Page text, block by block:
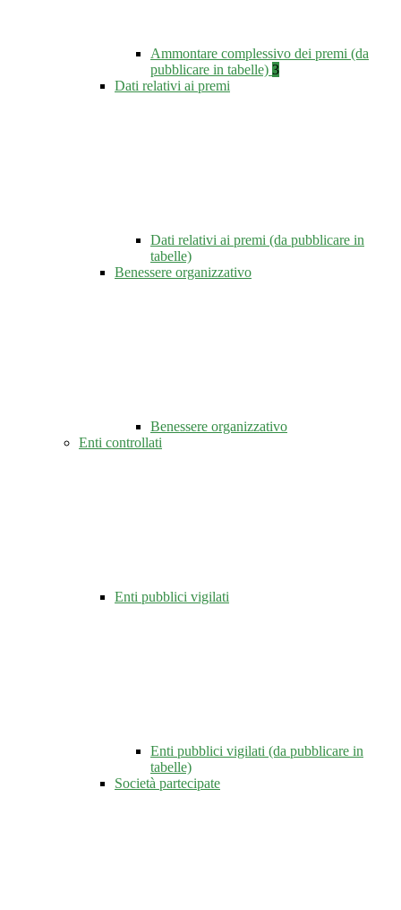
Ammontare complessivo dei premi (da
pubblicare in tabelle) 3
Dati relativi ai premi
Dati relativi ai premi (da pubblicare in
tabelle)
Benessere organizzativo
Benessere organizzativo
Enti controllati
Enti pubblici vigilati
Enti pubblici vigilati (da pubblicare in
tabelle)
Società partecipate